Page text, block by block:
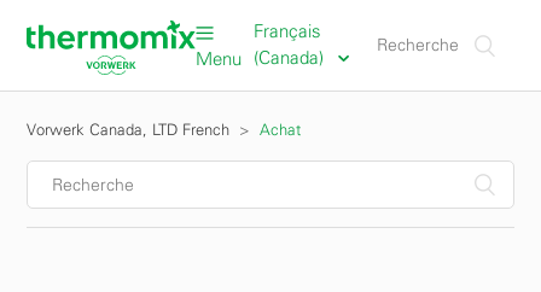
Menu
Français
(Canada)
Vorwerk Canada, LTD French Achat